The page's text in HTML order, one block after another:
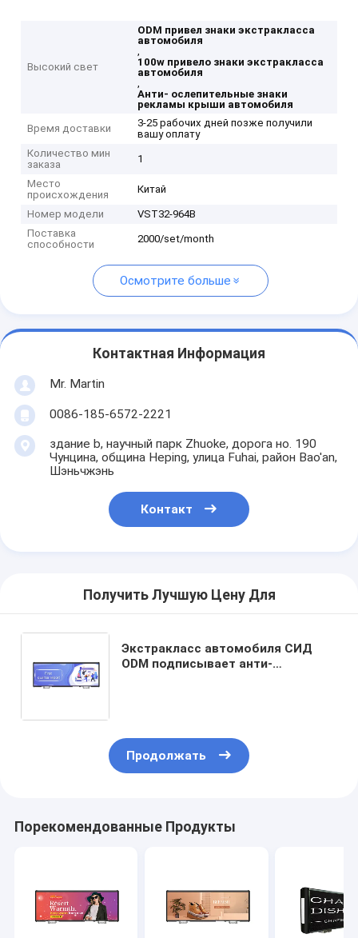
Высокий свет
ODM привел знаки экстракласса
автомобиля
,
100w привело знаки экстракласса
автомобиля
,
Анти- ослепительные знаки
рекламы крыши автомобиля
Время доставки
3-25 рабочих дней позже получили
вашу оплату
Количество мин
заказа
1
Место
происхождения
Китай
Номер модели
VST32-964B
Поставка
способности
2000/set/month
Осмотрите больше
Контактная Информация
Mr. Martin
0086-185-6572-2221
здание b, научный парк Zhuoke, дорога но. 190
Чунцина, община Heping, улица Fuhai, район Bao'an,
Шэньчжэнь
Контакт
Получить Лучшую Цену Для
Экстракласс автомобиля СИД
ODM подписывает анти-
Продолжать
Порекомендованные Продукты